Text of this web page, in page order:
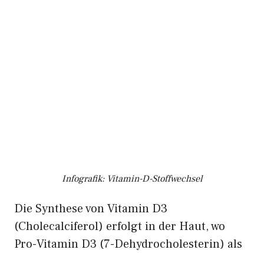
Infografik: Vitamin-D-Stoffwechsel
Die Synthese von Vitamin D3
(Cholecalciferol) erfolgt in der Haut, wo
Pro-Vitamin D3 (7-Dehydrocholesterin) als